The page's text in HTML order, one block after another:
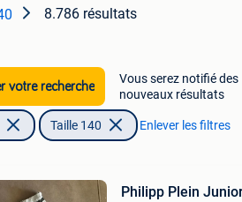
8.786 résultats
votre recherche
Vous serez notifié des
nouveaux résultats
Taille 140 Enlever les filtres
Philipp Plein